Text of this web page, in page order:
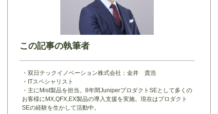
この記事の執筆者
・双日テックイノベーション株式会社：金井 貴浩
・ITスペシャリスト
・主にMist製品を担当。8年間JuniperプロダクトSEとして多くの
お客様にMX,QFX,EX製品の導入支援を実施。現在はプロダクト
SEの経験を生かして活動中。